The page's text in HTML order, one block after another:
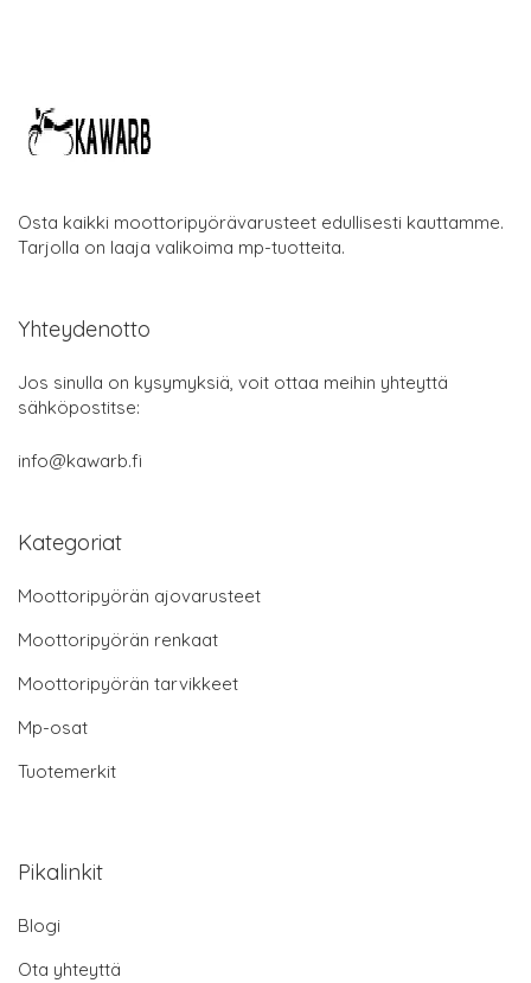
Osta kaikki moottoripyörävarusteet edullisesti kauttamme.
Tarjolla on laaja valikoima mp-tuotteita.
Yhteydenotto
Jos sinulla on kysymyksiä, voit ottaa meihin yhteyttä
sähköpostitse:
info@kawarb.fi
Kategoriat
Moottoripyörän ajovarusteet
Moottoripyörän renkaat
Moottoripyörän tarvikkeet
Mp-osat
Tuotemerkit
Pikalinkit
Blogi
Ota yhteyttä